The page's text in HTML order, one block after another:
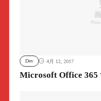
Dev 4月 12, 2017
Microsoft Office 365